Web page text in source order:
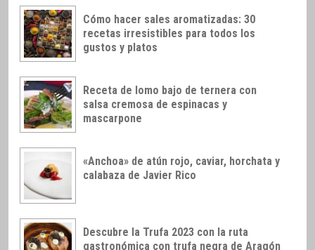
Cómo hacer sales aromatizadas: 30
recetas irresistibles para todos los
gustos y platos
Receta de lomo bajo de ternera con
salsa cremosa de espinacas y
mascarpone
«Anchoa» de atún rojo, caviar, horchata y
calabaza de Javier Rico
Descubre la Trufa 2023 con la ruta
gastronómica con trufa negra de Aragón